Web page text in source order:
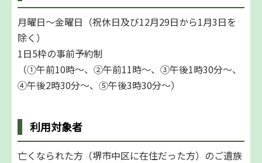
月曜日～金曜日（祝休日及び12月29日から1月3日を
除く）
1日5枠の事前予約制
（①午前10時～、②午前11時～、③午後1時30分～、
④午後2時30分～、⑤午後3時30分～）
利用対象者
亡くなられた⽅（堺市中区に在住だった⽅）のご遺族